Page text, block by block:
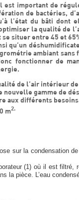
important de
de bactéries,
l’état du bâti dont
la qualité de
situer entre 45 et
qu’un
ambiant
fonctionner de
de l’air intérieur
gamme de
aux différents
m2.
sur la condensation
(1) où il est
la pièce. L’eau